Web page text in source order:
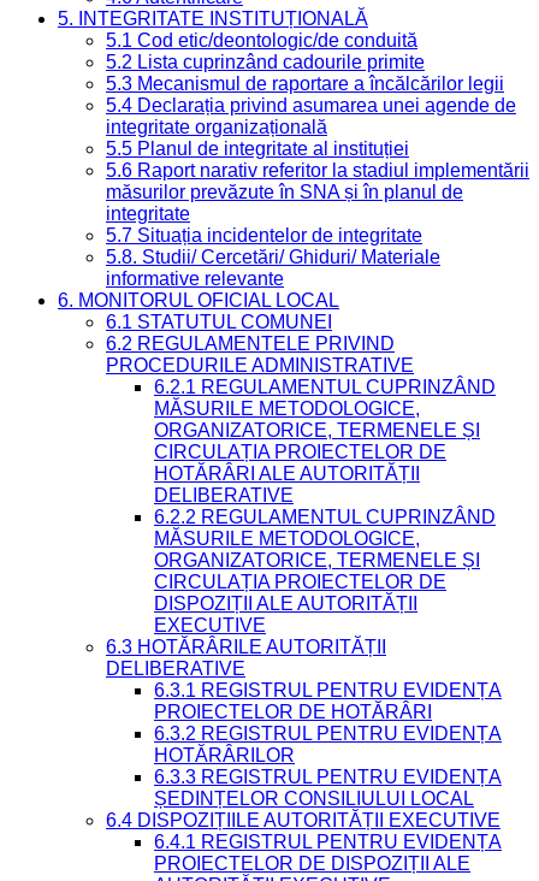
5. INTEGRITATE INSTITUȚIONALĂ
5.1 Cod etic/deontologic/de conduită
5.2 Lista cuprinzând cadourile primite
5.3 Mecanismul de raportare a încălcărilor legii
5.4 Declarația privind asumarea unei agende de
integritate organizațională
5.5 Planul de integritate al instituției
5.6 Raport narativ referitor la stadiul implementării
măsurilor prevăzute în SNA și în planul de
integritate
5.7 Situația incidentelor de integritate
5.8. Studii/ Cercetări/ Ghiduri/ Materiale
informative relevante
6. MONITORUL OFICIAL LOCAL
6.1 STATUTUL COMUNEI
6.2 REGULAMENTELE PRIVIND
PROCEDURILE ADMINISTRATIVE
6.2.1 REGULAMENTUL CUPRINZÂND
MĂSURILE METODOLOGICE,
ORGANIZATORICE, TERMENELE ȘI
CIRCULAȚIA PROIECTELOR DE
HOTĂRÂRI ALE AUTORITĂȚII
DELIBERATIVE
6.2.2 REGULAMENTUL CUPRINZÂND
MĂSURILE METODOLOGICE,
ORGANIZATORICE, TERMENELE ȘI
CIRCULAȚIA PROIECTELOR DE
DISPOZIȚII ALE AUTORITĂȚII
EXECUTIVE
6.3 HOTĂRÂRILE AUTORITĂȚII
DELIBERATIVE
6.3.1 REGISTRUL PENTRU EVIDENȚA
PROIECTELOR DE HOTĂRÂRI
6.3.2 REGISTRUL PENTRU EVIDENȚA
HOTĂRÂRILOR
6.3.3 REGISTRUL PENTRU EVIDENȚA
ȘEDINȚELOR CONSILIULUI LOCAL
6.4 DISPOZIȚIILE AUTORITĂȚII EXECUTIVE
6.4.1 REGISTRUL PENTRU EVIDENȚA
PROIECTELOR DE DISPOZIȚII ALE